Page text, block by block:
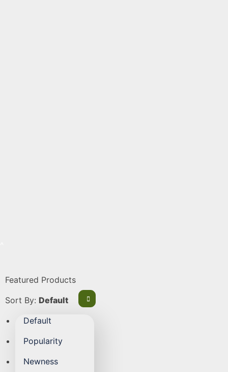
Featured Products
Sort By: Default
Default
Popularity
Newness